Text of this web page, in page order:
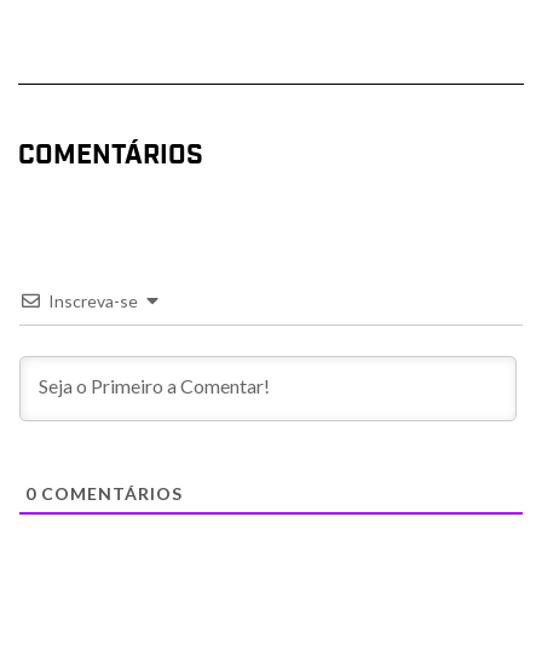
COMENTÁRIOS
Inscreva-se
0 COMENTÁRIOS